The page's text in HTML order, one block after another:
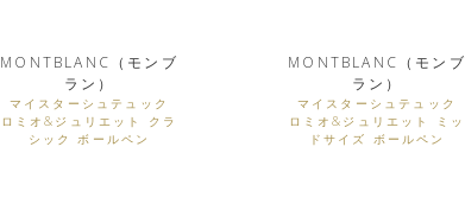
MONTBLANC（モンブ
ラン）
マイスターシュテュック
ロミオ&ジュリエット クラ
シック ボールペン
MONTBLANC（モンブ
ラン）
マイスターシュテュック
ロミオ&ジュリエット ミッ
ドサイズ ボールペン